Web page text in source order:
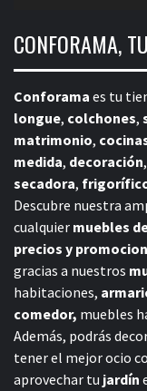
CONFORAMA,
Conforama es tu
longue, colchones,
matrimonio,
medida, decoración,
secadora,
Descubre nuestra
cualquier muebles
precios y
gracias a nuestros
habitaciones,
comedor, muebles
Además, podrás
tener el mejor ocio
aprovechar tu jardín